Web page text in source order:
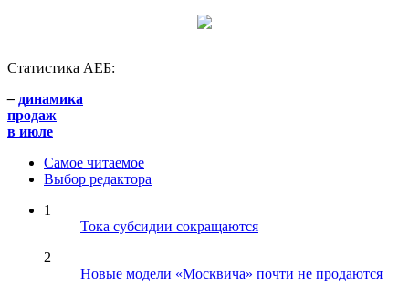
Статистика АЕБ:
– динамика
продаж
в июле
Самое читаемое
Выбор редактора
1
Тока субсидии сокращаются
2
Новые модели «Москвича» почти не продаются